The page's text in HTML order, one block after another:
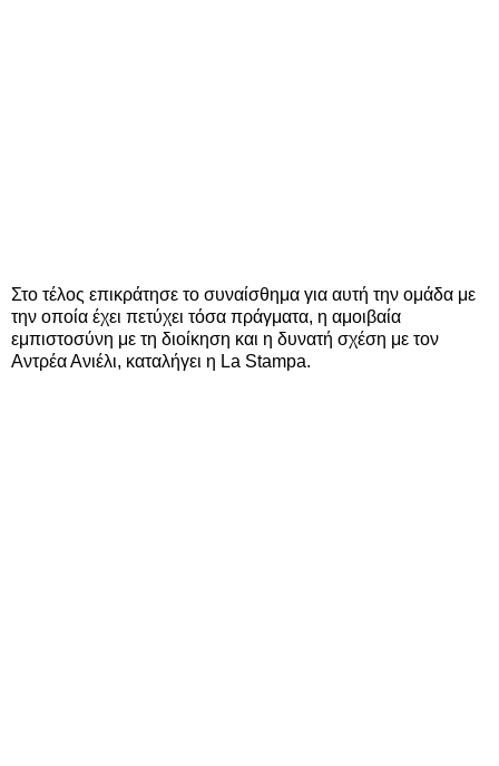
Στο τέλος επικράτησε το συναίσθημα για αυτή την ομάδα με
την οποία έχει πετύχει τόσα πράγματα, η αμοιβαία
εμπιστοσύνη με τη διοίκηση και η δυνατή σχέση με τον
Αντρέα Ανιέλι, καταλήγει η La Stampa.